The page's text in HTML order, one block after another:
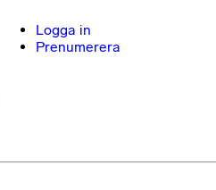
Logga in
Prenumerera